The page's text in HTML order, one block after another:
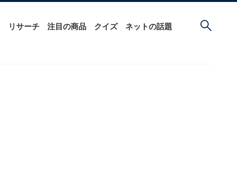
リサーチ 注目の商品 クイズ ネットの話題